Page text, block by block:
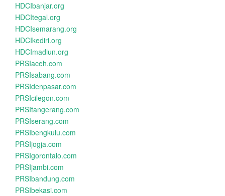
HDCIbanjar.org
HDCItegal.org
HDCIsemarang.org
HDCIkediri.org
HDCImadiun.org
PRSIaceh.com
PRSIsabang.com
PRSIdenpasar.com
PRSIcilegon.com
PRSItangerang.com
PRSIserang.com
PRSIbengkulu.com
PRSIjogja.com
PRSIgorontalo.com
PRSIjambi.com
PRSIbandung.com
PRSIbekasi.com